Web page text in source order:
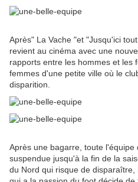
Après" La Vache "et "Jusqu'ici
revient au cinéma avec une
rapports entre les hommes et les
femmes d'une petite ville où le
disparition.
Après une bagarre, toute
suspendue jusqu'à la fin de la
du Nord qui risque de